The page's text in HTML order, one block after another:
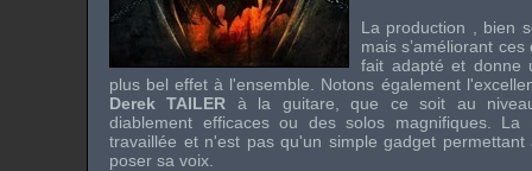
La production , bien
mais s’améliorant
fait adapté et donne
plus bel effet à l'ensemble. Notons également
Derek TAILER à la guitare, que ce soit au
diablement efficaces ou des solos magnifiques.
travaillée et n'est pas qu'un simple gadget
poser sa voix.